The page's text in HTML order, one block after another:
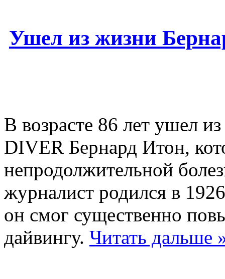
Ушел из жизни
В возрасте 86 лет ушел
DIVER Бернард Итон,
непродолжительной
журналист родился в
он смог существенно
дайвингу. Читать дальше